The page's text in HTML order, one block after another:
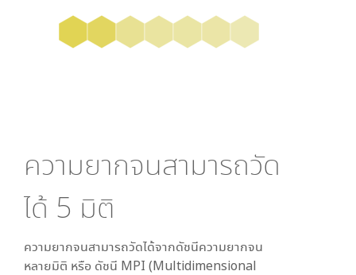
ความยากจนสามารถวัด
ได้ 5 มิติ
ความยากจนสามารถวัดได้จากดัชนีความยากจน
หลายมิติ หรือ ดัชนี MPI (Multidimensional